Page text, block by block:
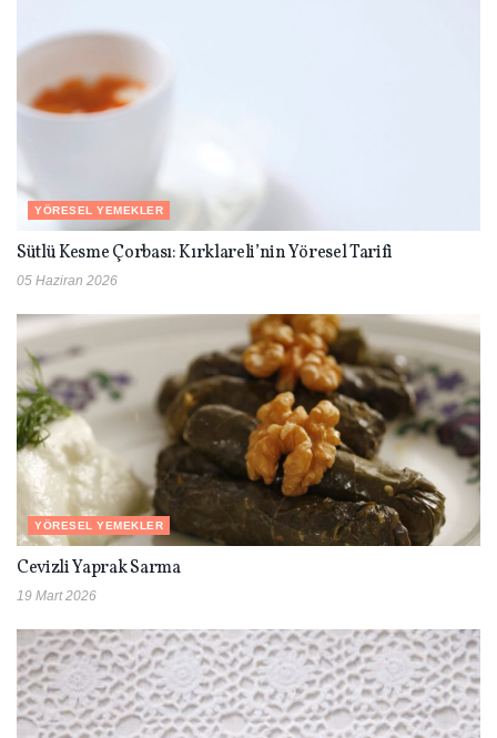
YÖRESEL YEMEKLER
Sütlü Kesme Çorbası: Kırklareli’nin Yöresel Tarifi
05 Haziran 2026
YÖRESEL YEMEKLER
Cevizli Yaprak Sarma
19 Mart 2026